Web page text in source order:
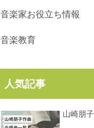
音楽家お役立ち情報
音楽教育
人気記事
山崎朋